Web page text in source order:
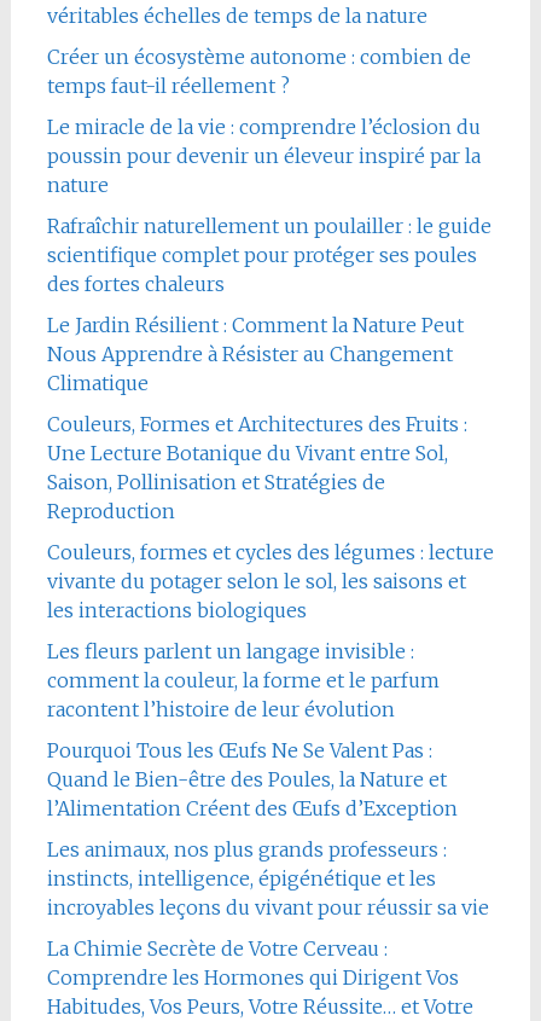
véritables échelles de temps de la nature
Créer un écosystème autonome : combien de
temps faut-il réellement ?
Le miracle de la vie : comprendre l’éclosion du
poussin pour devenir un éleveur inspiré par la
nature
Rafraîchir naturellement un poulailler : le guide
scientifique complet pour protéger ses poules
des fortes chaleurs
Le Jardin Résilient : Comment la Nature Peut
Nous Apprendre à Résister au Changement
Climatique
Couleurs, Formes et Architectures des Fruits :
Une Lecture Botanique du Vivant entre Sol,
Saison, Pollinisation et Stratégies de
Reproduction
Couleurs, formes et cycles des légumes : lecture
vivante du potager selon le sol, les saisons et
les interactions biologiques
Les fleurs parlent un langage invisible :
comment la couleur, la forme et le parfum
racontent l’histoire de leur évolution
Pourquoi Tous les Œufs Ne Se Valent Pas :
Quand le Bien-être des Poules, la Nature et
l’Alimentation Créent des Œufs d’Exception
Les animaux, nos plus grands professeurs :
instincts, intelligence, épigénétique et les
incroyables leçons du vivant pour réussir sa vie
La Chimie Secrète de Votre Cerveau :
Comprendre les Hormones qui Dirigent Vos
Habitudes, Vos Peurs, Votre Réussite… et Votre